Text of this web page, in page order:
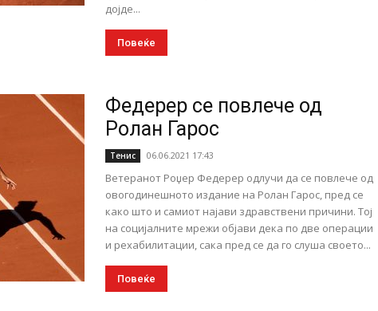
дојде...
Повеќе
Федерер се повлече од
Ролан Гарос
Тенис 06.06.2021 17:43
Ветеранот Роџер Федерер одлучи да се повлече од
овогодинешното издание на Ролан Гарос, пред се
како што и самиот најави здравствени причини. Тој
на социјалните мрежи објави дека по две операции
и рехабилитации, сака пред се да го слуша своето...
Повеќе